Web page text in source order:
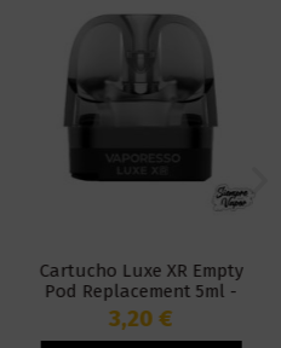
Cartucho Luxe XR Empty
Pod Replacement 5ml -
Vaporesso
3,20 €